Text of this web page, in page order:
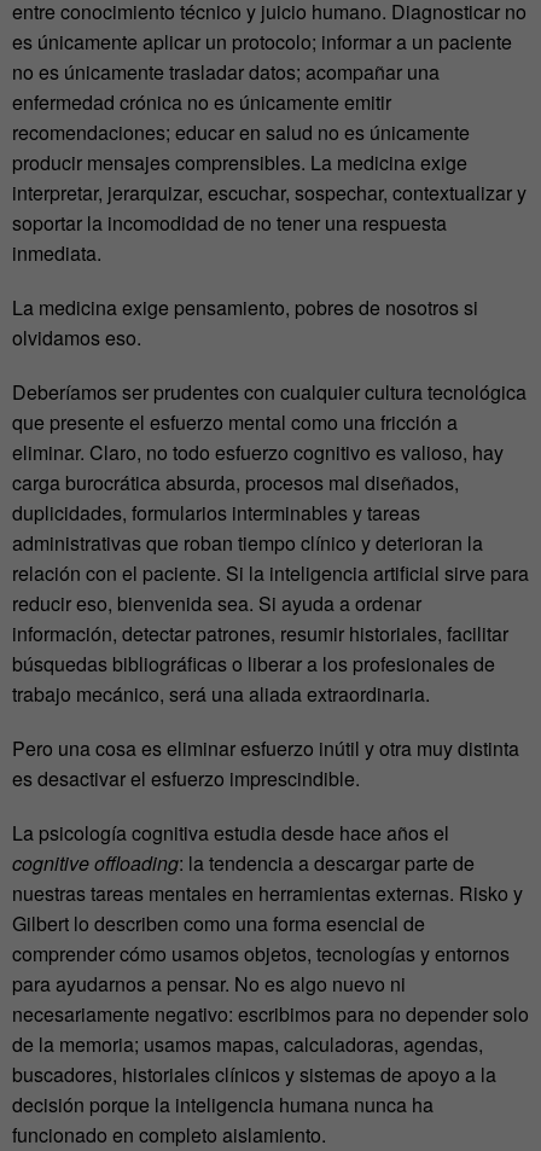
entre conocimiento técnico y juicio humano. Diagnosticar no
es únicamente aplicar un protocolo; informar a un paciente
no es únicamente trasladar datos; acompañar una
enfermedad crónica no es únicamente emitir
recomendaciones; educar en salud no es únicamente
producir mensajes comprensibles. La medicina exige
interpretar, jerarquizar, escuchar, sospechar, contextualizar y
soportar la incomodidad de no tener una respuesta
inmediata.
La medicina exige pensamiento, pobres de nosotros si
olvidamos eso.
Deberíamos ser prudentes con cualquier cultura tecnológica
que presente el esfuerzo mental como una fricción a
eliminar. Claro, no todo esfuerzo cognitivo es valioso, hay
carga burocrática absurda, procesos mal diseñados,
duplicidades, formularios interminables y tareas
administrativas que roban tiempo clínico y deterioran la
relación con el paciente. Si la inteligencia artificial sirve para
reducir eso, bienvenida sea. Si ayuda a ordenar
información, detectar patrones, resumir historiales, facilitar
búsquedas bibliográficas o liberar a los profesionales de
trabajo mecánico, será una aliada extraordinaria.
Pero una cosa es eliminar esfuerzo inútil y otra muy distinta
es desactivar el esfuerzo imprescindible.
La psicología cognitiva estudia desde hace años el
cognitive offloading: la tendencia a descargar parte de
nuestras tareas mentales en herramientas externas. Risko y
Gilbert lo describen como una forma esencial de
comprender cómo usamos objetos, tecnologías y entornos
para ayudarnos a pensar. No es algo nuevo ni
necesariamente negativo: escribimos para no depender solo
de la memoria; usamos mapas, calculadoras, agendas,
buscadores, historiales clínicos y sistemas de apoyo a la
decisión porque la inteligencia humana nunca ha
funcionado en completo aislamiento.